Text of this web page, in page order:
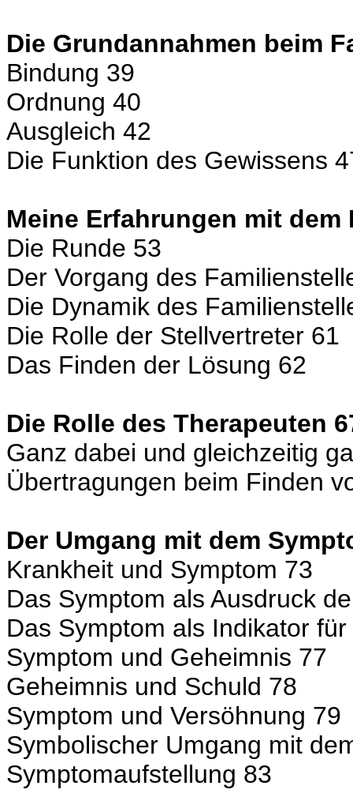
Die Grundannahmen beim
Bindung 39
Ordnung 40
Ausgleich 42
Die Funktion des Gewissens
Meine Erfahrungen mit dem
Die Runde 53
Der Vorgang des
Die Dynamik des
Die Rolle der Stellvertreter 61
Das Finden der Lösung 62
Die Rolle des Therapeuten
Ganz dabei und gleichzeitig
Übertragungen beim Finden
Der Umgang mit dem
Krankheit und Symptom 73
Das Symptom als Ausdruck
Das Symptom als Indikator
Symptom und Geheimnis 77
Geheimnis und Schuld 78
Symptom und Versöhnung 79
Symbolischer Umgang mit
Symptomaufstellung 83